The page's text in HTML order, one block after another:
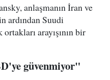
anlaşmanın İran ve
ardından Suudi
arayışının bir
güvenmiyor"